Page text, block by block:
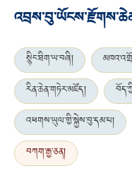
སྙིང་ཐིག་ཡ་བཞི།
རིན་ཆེན་གཏེར་མཛོད།
འཕགས་ཡུལ་གྱི་སྐྱེས་བུ་དམ་པ།
བཀག་རྒྱ་ཅན།